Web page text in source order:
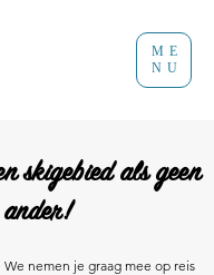
ME
NU
skigebied als geen
ander!
nemen je graag mee op reis